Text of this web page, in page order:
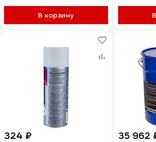
В корзину
324 ₽ 35 962